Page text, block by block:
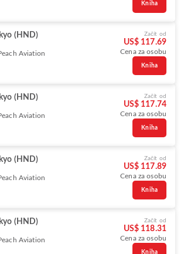
Kniha
(HND)
Aviation
Začít od
US$ 117.69
Cena za osobu
Kniha
(HND)
Aviation
Začít od
US$ 117.74
Cena za osobu
Kniha
(HND)
Aviation
Začít od
US$ 117.89
Cena za osobu
Kniha
(HND)
Aviation
Začít od
US$ 118.31
Cena za osobu
Kniha